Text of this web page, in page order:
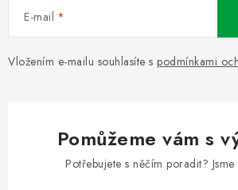
E-mail
Vložením e-mailu souhlasíte s podmínkami
Pomůžeme vám s
Potřebujete s něčím poradit?